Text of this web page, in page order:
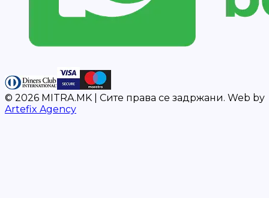
© 2026 MITRA.MK | Сите права се задржани. Web by
Artefix Agency